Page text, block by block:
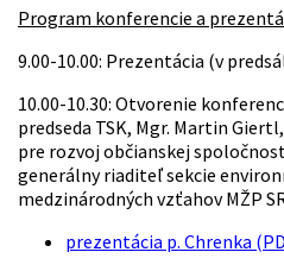
Program konferencie a
9.00-10.00: Prezentácia (v
10.00-10.30: Otvorenie
predseda TSK, Mgr. Martin
pre rozvoj občianskej
generálny riaditeľ sekcie
medzinárodných vzťahov MŽP
prezentácia p. Chrenka